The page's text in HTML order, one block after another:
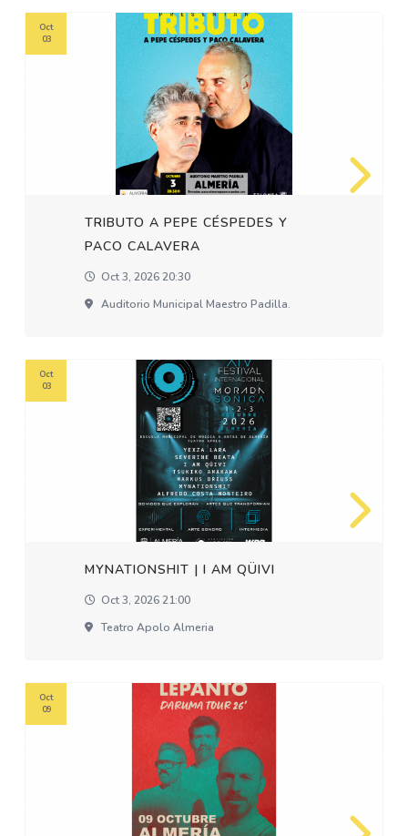
TRIBUTO A PEPE CÉSPEDES Y
PACO CALAVERA
Oct 3, 2026 20:30
Auditorio Municipal Maestro Padilla.
Oct
03
MYNATIONSHIT | I AM QÜIVI
Oct 3, 2026 21:00
Teatro Apolo Almeria
Oct
03
Oct
09